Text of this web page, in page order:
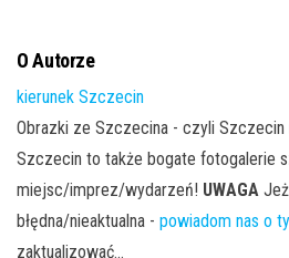
O Autorze
kierunek Szczecin
Obrazki ze Szczecina - czyli Szczecin
Szczecin to także bogate fotogalerie
miejsc/imprez/wydarzeń! UWAGA
błędna/nieaktualna - powiadom nas o
zaktualizować...